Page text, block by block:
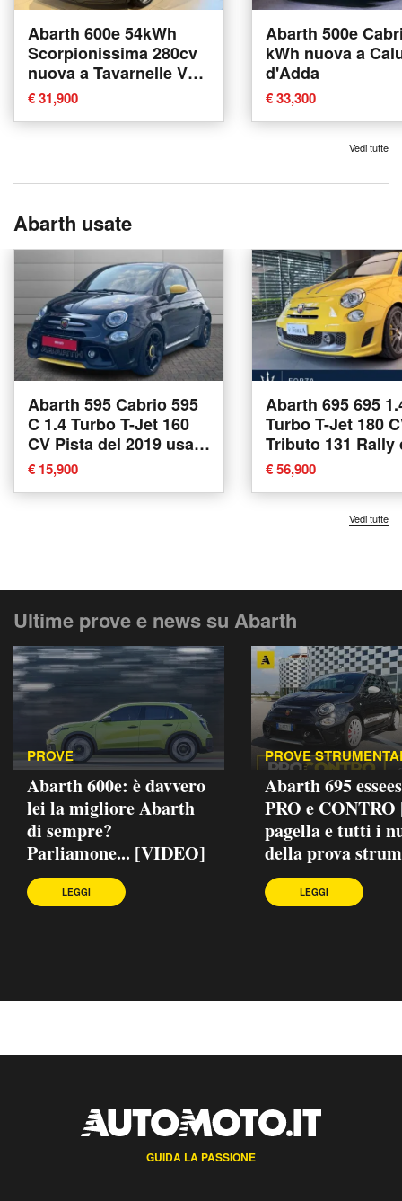
Abarth 600e 54kWh
Scorpionissima 280cv
nuova a Tavarnelle Val
di Pesa
€ 31,900
Abarth 500e
kWh nuova a
d'Adda
€ 33,300
Vedi tutte
Abarth usate
Abarth 595 Cabrio 595
C 1.4 Turbo T-Jet 160
CV Pista del 2019 usata
a Albano Vercellese
€ 15,900
Abarth 695 695
Turbo T-Jet 180
Tributo 131 Rally
2011 usata a
Reale
€ 56,900
Vedi tutte
Ultime prove e news su Abarth
PROVE
Abarth 600e: è davvero
lei la migliore Abarth
di sempre?
Parliamone... [VIDEO]
LEGGI
PROVE
Abarth 695
PRO e CONTRO
pagella e tutti i
della prova
LEGGI
GUIDA LA PASSIONE